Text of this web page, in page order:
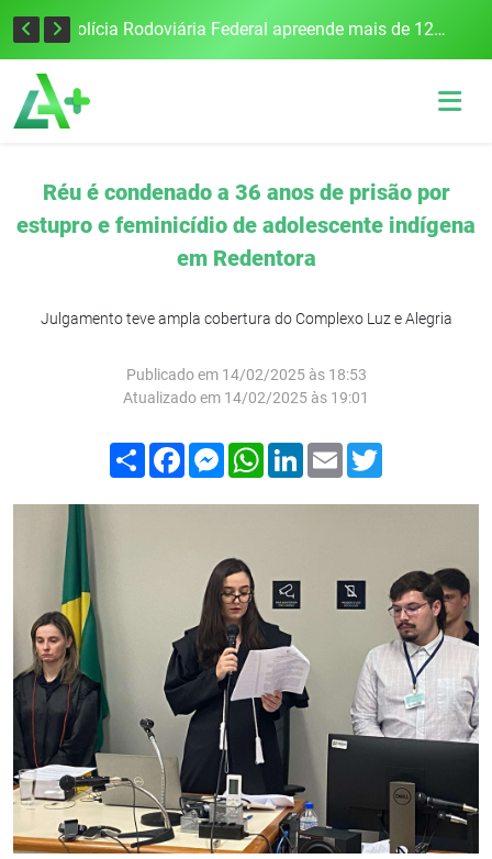
Tecnologia inovadora desenvolvida na UFSM/FW utiliza drones e IA para monitorar a qualidade da água Polícia Rodoviária Federal apreende mais de 120 quilos de maconha na BR-386, em Frederico Westphalen
Réu é condenado a 36 anos de prisão por
estupro e feminicídio de adolescente indígena
em Redentora
Julgamento teve ampla cobertura do Complexo Luz e Alegria
Publicado em 14/02/2025 às 18:53
Atualizado em 14/02/2025 às 19:01
Compartilhar
FacebookMessenger
WhatsApp
LinkedIn
Email